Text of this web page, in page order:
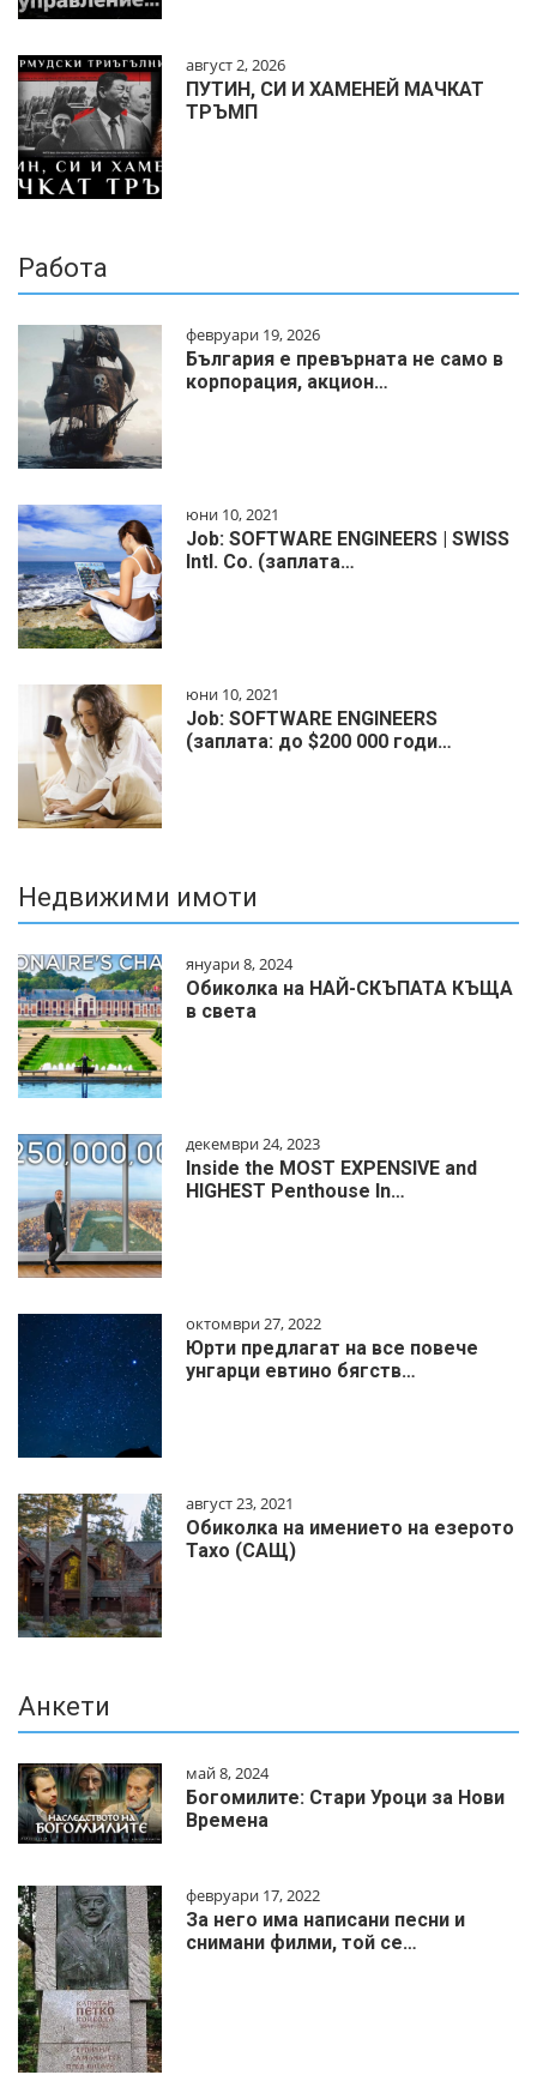
август 2, 2026
ПУТИН, СИ И ХАМЕНЕЙ МАЧКАТ
ТРЪМП
Работа
февруари 19, 2026
България е превърната не само в
корпорация, акцион…
юни 10, 2021
Job: SOFTWARE ENGINEERS | SWISS
Intl. Co. (заплата…
юни 10, 2021
Job: SOFTWARE ENGINEERS
(заплата: до $200 000 годи…
Недвижими имоти
януари 8, 2024
Обиколка на НАЙ-СКЪПАТА КЪЩА
в света
декември 24, 2023
Inside the MOST EXPENSIVE and
HIGHEST Penthouse In…
октомври 27, 2022
Юрти предлагат на все повече
унгарци евтино бягств…
август 23, 2021
Обиколка на имението на езерото
Тахо (САЩ)
Анкети
май 8, 2024
Богомилите: Стари Уроци за Нови
Времена
февруари 17, 2022
За него има написани песни и
снимани филми, той се…